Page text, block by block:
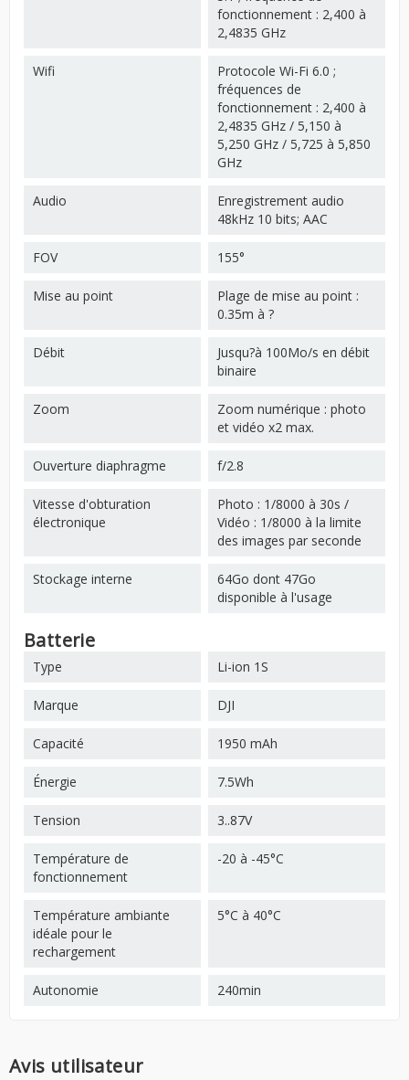
fonctionnement : 2,400 à
2,4835 GHz
Wifi
Protocole Wi-Fi 6.0 ;
fréquences de
fonctionnement : 2,400 à
2,4835 GHz / 5,150 à
5,250 GHz / 5,725 à 5,850
GHz
Audio
Enregistrement audio
48kHz 10 bits; AAC
FOV 155°
Mise au point
Plage de mise au point :
0.35m à ?
Débit
Jusqu?à 100Mo/s en débit
binaire
Zoom
Zoom numérique : photo
et vidéo x2 max.
Ouverture diaphragme f/2.8
Vitesse d'obturation
électronique
Photo : 1/8000 à 30s /
Vidéo : 1/8000 à la limite
des images par seconde
Stockage interne
64Go dont 47Go
disponible à l'usage
Batterie
Type Li-ion 1S
Marque DJI
Capacité 1950 mAh
Énergie 7.5Wh
Tension 3..87V
Température de
fonctionnement
-20 à -45°C
Température ambiante
idéale pour le
rechargement
5°C à 40°C
Autonomie 240min
Avis utilisateur